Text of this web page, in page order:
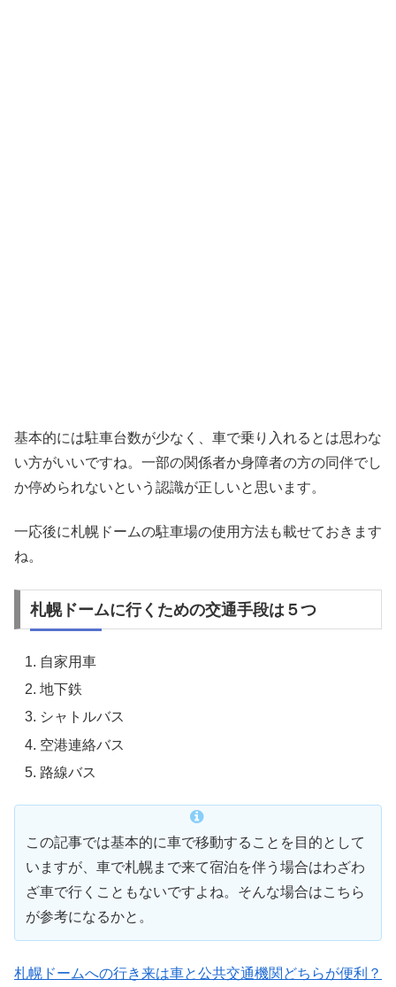
基本的には駐車台数が少なく、車で乗り入れるとは思わな
い方がいいですね。一部の関係者か身障者の方の同伴でし
か停められないという認識が正しいと思います。
一応後に札幌ドームの駐車場の使用方法も載せておきます
ね。
札幌ドームに行くための交通手段は５つ
自家用車
地下鉄
シャトルバス
空港連絡バス
路線バス
この記事では基本的に車で移動することを目的として
いますが、車で札幌まで来て宿泊を伴う場合はわざわ
ざ車で行くこともないですよね。そんな場合はこちら
が参考になるかと。
札幌ドームへの行き来は車と公共交通機関どちらが便利？